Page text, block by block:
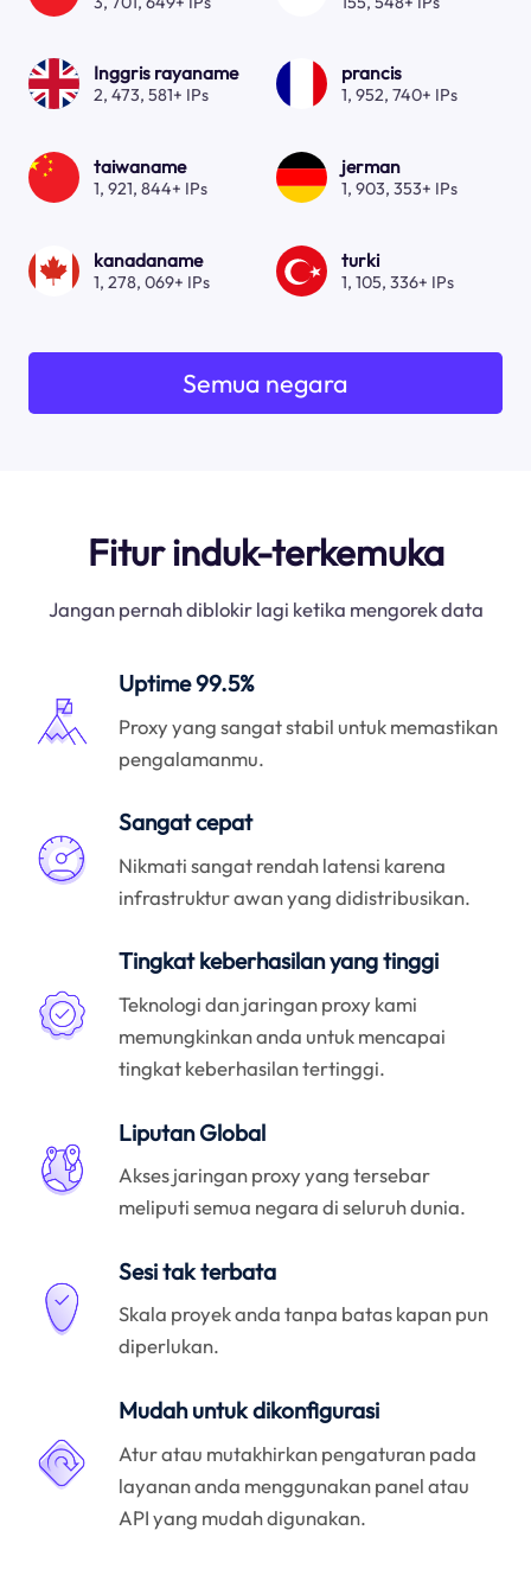
Inggris rayaname
2, 473, 581+ IPs
prancis
1, 952, 740+ IPs
taiwaname
1, 921, 844+ IPs
jerman
1, 903, 353+ IPs
kanadaname
1, 278, 069+ IPs
turki
1, 105, 336+ IPs
Semua negara
Fitur induk-terkemuka
Jangan pernah diblokir lagi ketika mengorek data
Uptime 99.5%
Proxy yang sangat stabil untuk memastikan
pengalamanmu.
Sangat cepat
Nikmati sangat rendah latensi karena
infrastruktur awan yang didistribusikan.
Tingkat keberhasilan yang tinggi
Teknologi dan jaringan proxy kami
memungkinkan anda untuk mencapai
tingkat keberhasilan tertinggi.
Liputan Global
Akses jaringan proxy yang tersebar
meliputi semua negara di seluruh dunia.
Sesi tak terbata
Skala proyek anda tanpa batas kapan pun
diperlukan.
Mudah untuk dikonfigurasi
Atur atau mutakhirkan pengaturan pada
layanan anda menggunakan panel atau
API yang mudah digunakan.